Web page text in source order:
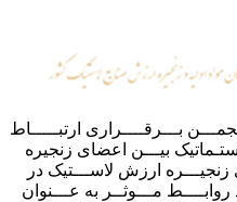
بـــرقــــراری ارتبـــــاط
بیـــن اعضای زنجیره
ارزش لاســـتیک در
مـــوثــر به‌ عـــنوان